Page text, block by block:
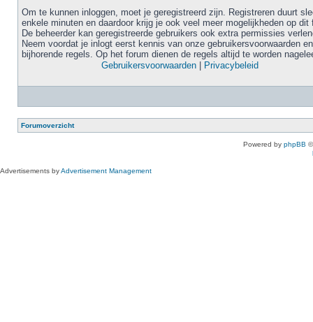
Om te kunnen inloggen, moet je geregistreerd zijn. Registreren duurt
enkele minuten en daardoor krijg je ook veel meer mogelijkheden op dit
De beheerder kan geregistreerde gebruikers ook extra permissies
Neem voordat je inlogt eerst kennis van onze gebruikersvoorwaarden en
bijhorende regels. Op het forum dienen de regels altijd te worden
Gebruikersvoorwaarden
Privacybeleid
Forumoverzicht
Powered by phpBB
Advertisements byAdvertisement Management